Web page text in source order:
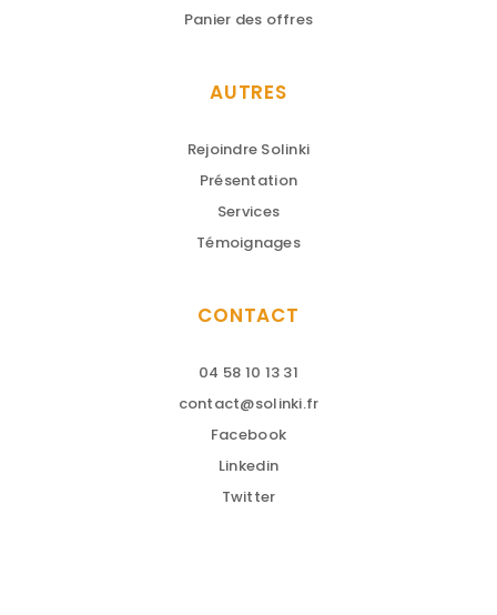
Panier des offres
AUTRES
Rejoindre Solinki
Présentation
Services
Témoignages
CONTACT
04 58 10 13 31
contact@solinki.fr
Facebook
Linkedin
Twitter